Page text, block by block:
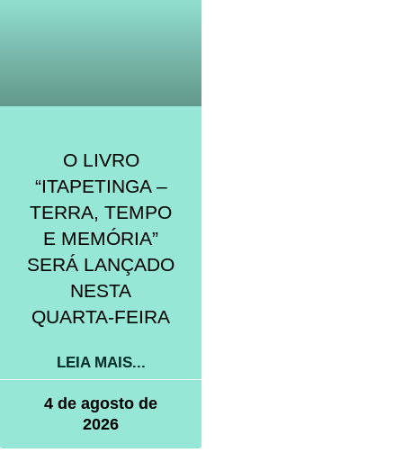
O LIVRO
“ITAPETINGA –
TERRA, TEMPO
E MEMÓRIA”
SERÁ LANÇADO
NESTA
QUARTA-FEIRA
LEIA MAIS...
4 de agosto de
2026